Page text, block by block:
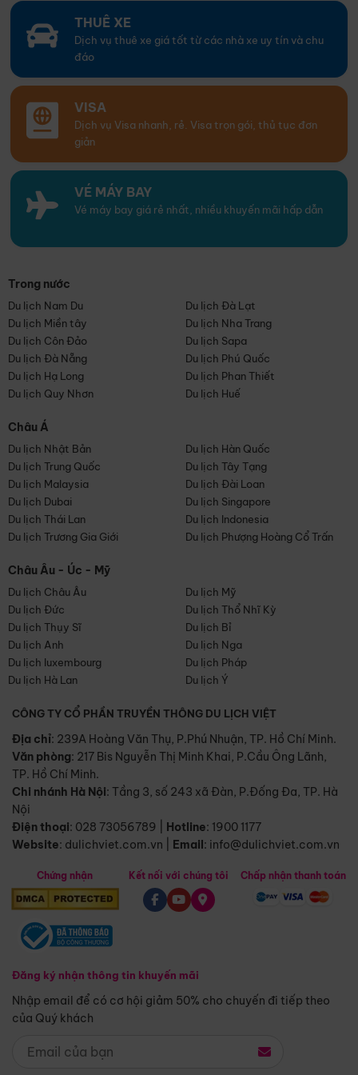
THUÊ XE
Dịch vụ thuê xe giá tốt từ các nhà xe uy tín và chu
đáo
VISA
Dịch vụ Visa nhanh, rẻ. Visa trọn gói, thủ tục đơn
giản
VÉ MÁY BAY
Vé máy bay giá rẻ nhất, nhiều khuyến mãi hấp dẫn
Trong nước
Du lịch Nam Du
Du lịch Đà Lạt
Du lịch Miền tây
Du lịch Nha Trang
Du lịch Côn Đảo
Du lịch Sapa
Du lịch Đà Nẵng
Du lịch Phú Quốc
Du lịch Hạ Long
Du lịch Phan Thiết
Du lịch Quy Nhơn
Du lịch Huế
Châu Á
Du lịch Nhật Bản
Du lịch Hàn Quốc
Du lịch Trung Quốc
Du lịch Tây Tạng
Du lịch Malaysia
Du lịch Đài Loan
Du lịch Dubai
Du lịch Singapore
Du lịch Thái Lan
Du lịch Indonesia
Du lịch Trương Gia Giới
Du lịch Phượng Hoàng Cổ Trấn
Châu Âu - Úc - Mỹ
Du lịch Châu Âu
Du lịch Mỹ
Du lịch Đức
Du lịch Thổ Nhĩ Kỳ
Du lịch Thụy Sĩ
Du lịch Bỉ
Du lịch Anh
Du lịch Nga
Du lịch luxembourg
Du lịch Pháp
Du lịch Hà Lan
Du lịch Ý
CÔNG TY CỔ PHẦN TRUYỀN THÔNG DU LỊCH VIỆT
Địa chỉ: 239A Hoàng Văn Thụ, P.Phú Nhuận, TP. Hồ Chí Minh.
Văn phòng: 217 Bis Nguyễn Thị Minh Khai, P.Cầu Ông Lãnh,
TP. Hồ Chí Minh.
Chi nhánh Hà Nội: Tầng 3, số 243 xã Đàn, P.Đống Đa, TP. Hà
Nội
Điện thoại: 028 73056789 Hotline: 1900 1177
Website: dulichviet.com.vn Email: info@dulichviet.com.vn
Chứng nhận
Đăng ký nhận thông tin khuyến mãi
Nhập email để có cơ hội giảm 50% cho chuyến đi tiếp theo
của Quý khách
Kết nối với chúng tôi Chấp nhận thanh toán